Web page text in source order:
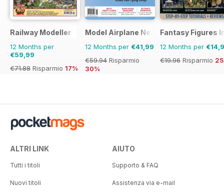
Railway Modeller
12 Months per
€59,99
€71.88 Risparmio 17%
Model Airplane News
12 Months per €41,99
€59.94 Risparmio
30%
Fantasy Figures
12 Months per
€19.96 Risparmio
ALTRI LINK
Tutti i titoli
Nuovi titoli
AIUTO
Supporto & FAQ
Assistenza via e-mail